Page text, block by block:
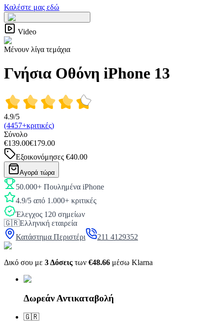
Καλέστε μας εδώ
Video
Μένουν λίγα τεμάχια
Γνήσια Οθόνη iPhone 13
4.9/5
(4457+κριτικές)
Σύνολο
€139.00€179.00
Εξοικονόμησες €40.00
Αγορά τώρα
50.000+ Πουλημένα iPhone
4.9/5 από 1.000+ κριτικές
Έλεγχος 120 σημείων
🇬🇷Ελληνική εταιρεία
Κατάστημα Περιστέρι
211 4129352
Δικό σου με 3 Δόσεις των €48.66 μέσω Klarna
Δωρεάν Αντικαταβολή
🇬🇷